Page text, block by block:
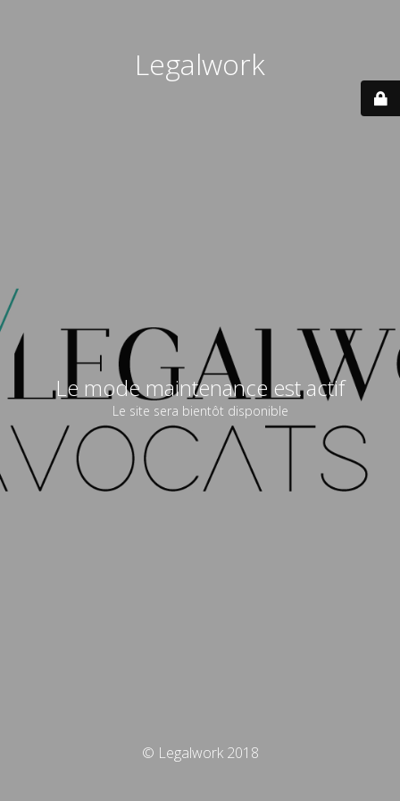
Legalwork
Le mode maintenance est actif
Le site sera bientôt disponible
© Legalwork 2018